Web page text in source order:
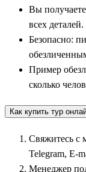
Вы
всех деталей.
Безопасно:
Пример
сколько
Как купить тур
Свяжитесь с
Telegram, E-
Менеджер